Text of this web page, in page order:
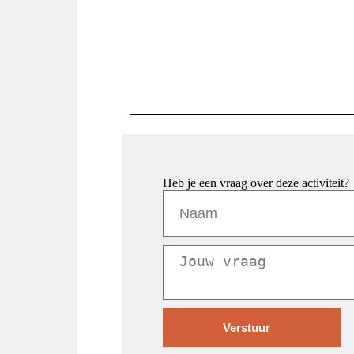
Heb je een vraag over deze activiteit?
Verstuur